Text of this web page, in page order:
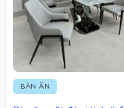
BÀN ĂN